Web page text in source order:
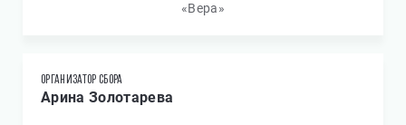
«Вера»
ОРГАНИЗАТОР СБОРА
Арина Золотарева